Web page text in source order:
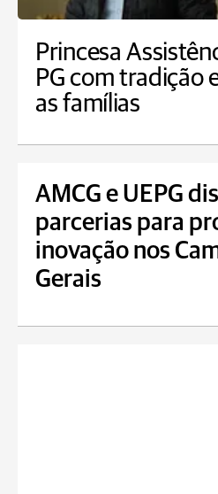
Princesa
PG com tradição
as famílias
AMCG e UEPG
parcerias para
inovação nos
Gerais